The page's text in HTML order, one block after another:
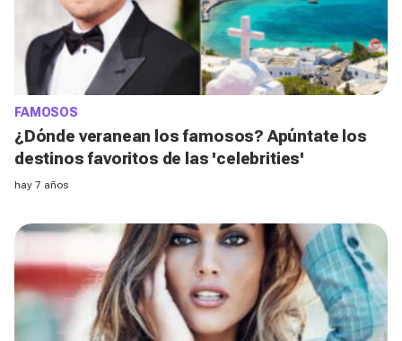
FAMOSOS
¿Dónde veranean los famosos? Apúntate los
destinos favoritos de las 'celebrities'
hay 7 años